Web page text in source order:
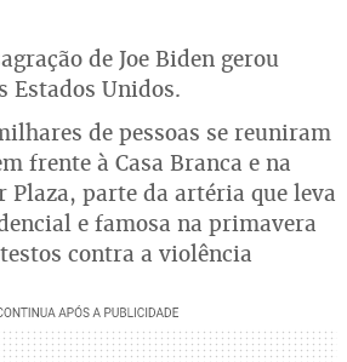
de Joe Biden gerou
Estados Unidos.
de pessoas se reuniram
frente à Casa Branca e na
Plaza, parte da artéria que leva
e famosa na primavera
contra a violência